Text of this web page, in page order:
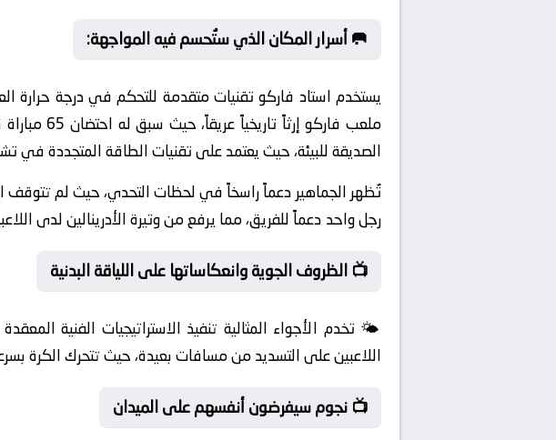
🥅 أسرار المكان الذي ستُحسم فيه المواجهة:
يستخدم استاد فاركو تقنيات متقدمة للتحكم في درجة
ملعب
الصديقة للبيئة، حيث يعتمد على تقنيات الطاقة المتجددة في
تُظهر الجماهير دعماً راسخاً في لحظات التحدي، حيث لم
رجل واحد دعماً للفريق، مما يرفع من وتيرة الأدرينالين لدى
📺 الظروف الجوية وانعكاساتها على اللياقة البدنية
🌤️ تخدم الأجواء المثالية تنفيذ الاستراتيجيات الفنية
اللاعبين على التسديد من مسافات بعيدة، حيث تتحرك الكرة
📺 نجوم سيفرضون أنفسهم على الميدان